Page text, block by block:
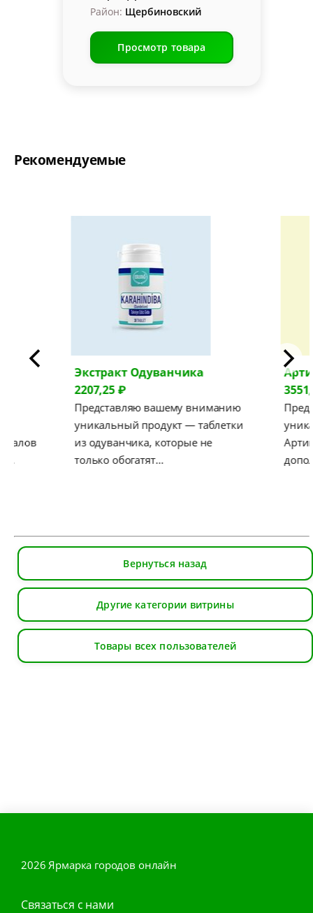
Район: Щербиновский
Просмотр товара
Рекомендуемые
…
Экстракт Одуванчика
2207,25 ₽
Представляю вашему вниманию
уникальный продукт — таблетки
из одуванчика, которые не
только обогатят…
Вернуться назад
Другие категории витрины
Товары всех пользователей
2026 Ярмарка городов онлайн
Связаться с нами